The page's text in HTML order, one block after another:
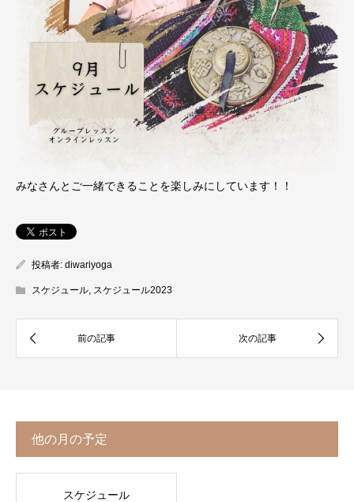
みなさんとご一緒できることを楽しみにしています！！
投稿者: diwariyoga
スケジュール スケジュール2023
他の月の予定
スケジュール